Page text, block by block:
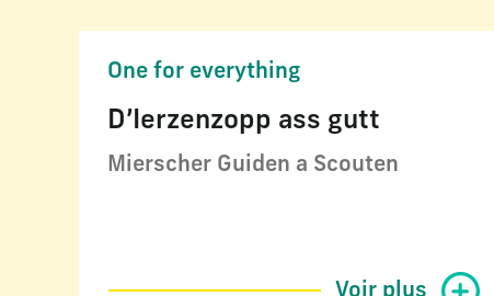
One for everything
D’Ierzenzopp ass gutt
Mierscher Guiden a Scouten
Voir plus